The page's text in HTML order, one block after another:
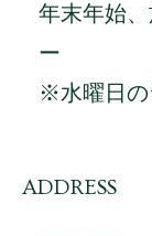
年末年始
ー
※水曜日の
ADDRESS